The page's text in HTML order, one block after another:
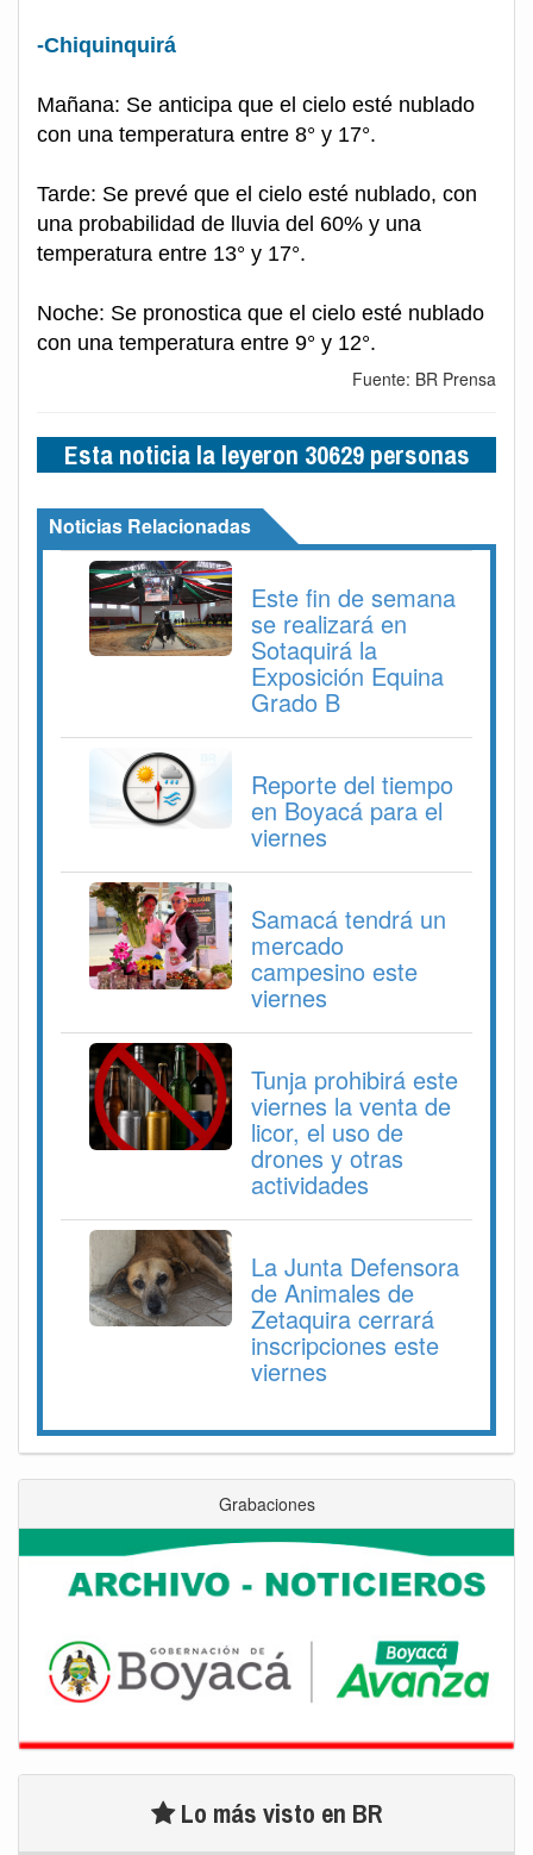
-Chiquinquirá
Mañana: Se anticipa que el cielo esté nublado
con una temperatura entre 8° y 17°.
Tarde: Se prevé que el cielo esté nublado, con
una probabilidad de lluvia del 60% y una
temperatura entre 13° y 17°.
Noche: Se pronostica que el cielo esté nublado
con una temperatura entre 9° y 12°.
Fuente: BR Prensa
Esta noticia la leyeron 30629 personas
Noticias Relacionadas
Este fin de semana
se realizará en
Sotaquirá la
Exposición Equina
Grado B
Reporte del tiempo
en Boyacá para el
viernes
Samacá tendrá un
mercado
campesino este
viernes
Tunja prohibirá este
viernes la venta de
licor, el uso de
drones y otras
actividades
La Junta Defensora
de Animales de
Zetaquira cerrará
inscripciones este
viernes
Grabaciones
Lo más visto en BR